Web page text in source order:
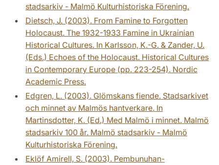
stadsarkiv - Malmö Kulturhistoriska Förening.
Dietsch, J. (2003). From Famine to Forgotten
Holocaust. The 1932-1933 Famine in Ukrainian
Historical Cultures. In Karlsson, K.-G. & Zander, U.
(Eds.) Echoes of the Holocaust. Historical Cultures
in Contemporary Europe (pp. 223-254). Nordic
Academic Press.
Edgren, L. (2003). Glömskans fiende. Stadsarkivet
och minnet av Malmös hantverkare. In
Martinsdotter, K. (Ed.) Med Malmö i minnet. Malmö
stadsarkiv 100 år. Malmö stadsarkiv - Malmö
Kulturhistoriska Förening.
Eklöf Amirell, S. (2003). Pembunuhan-